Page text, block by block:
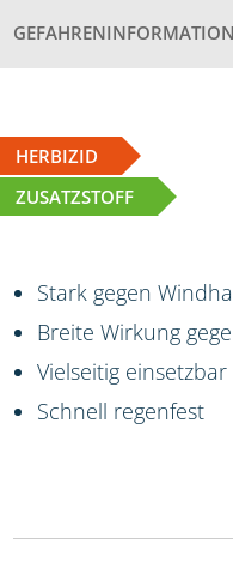
HERBIZID
ZUSATZSTOFF
Stark gegen
Breite Wirkung
Vielseitig
Schnell regenfest